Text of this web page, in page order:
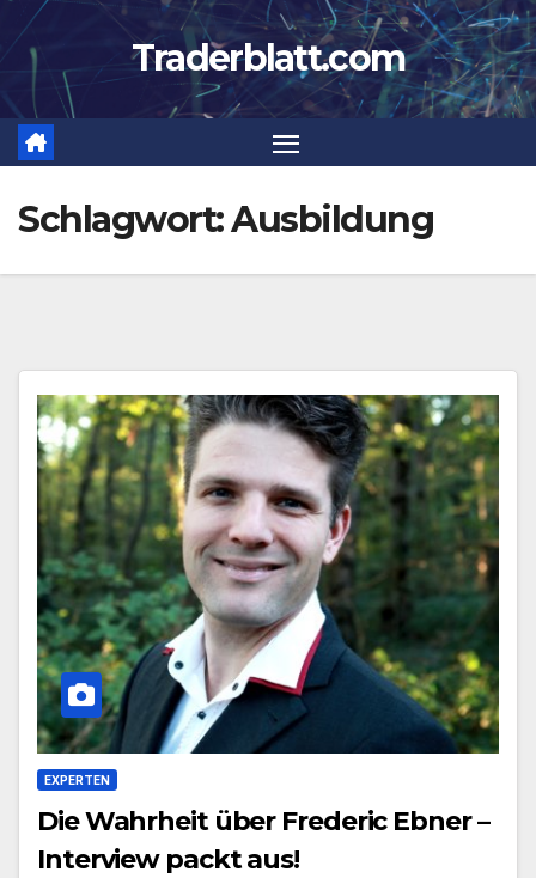
Zum
Inhalt
springen
Traderblatt.com
Schlagwort:Ausbildung
EXPERTEN
Die Wahrheit über Frederic Ebner –
Interview packt aus!